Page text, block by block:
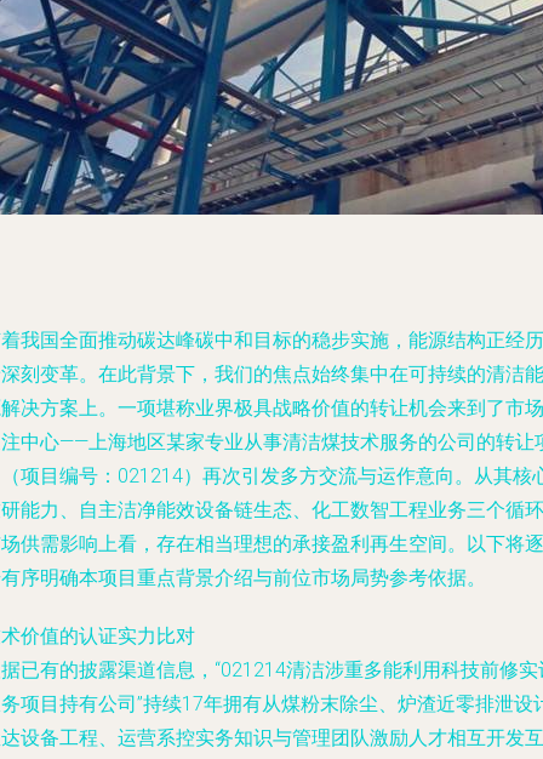
我国全面推动碳达峰碳中和目标的稳步实施，能源结构正经历
刻变革。在此背景下，我们的焦点始终集中在可持续的清洁能
决方案上。一项堪称业界极具战略价值的转让机会来到了市场
中心——上海地区某家专业从事清洁煤技术服务的公司的转让
项目编号：021214）再次引发多方交流与运作意向。从其核
能力、自主洁净能效设备链生态、化工数智工程业务三个循环
供需影响上看，存在相当理想的承接盈利再生空间。以下将逐
序明确本项目重点背景介绍与前位市场局势参考依据。
价值的认证实力比对
已有的披露渠道信息，“021214清洁涉重多能利用科技前修实
项目持有公司”持续17年拥有从煤粉末除尘、炉渣近零排泄设
设备工程、运营系控实务知识与管理团队激励人才相互开发互